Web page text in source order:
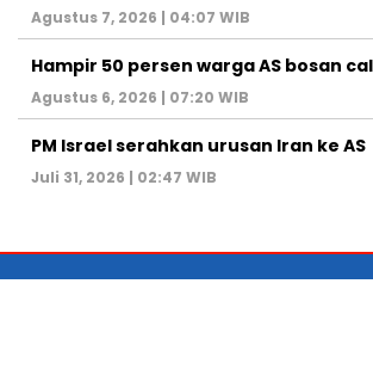
Agustus 7, 2026 | 04:07 WIB
Hampir 50 persen warga AS bosan
Agustus 6, 2026 | 07:20 WIB
PM Israel serahkan urusan Iran ke AS
Juli 31, 2026 | 02:47 WIB